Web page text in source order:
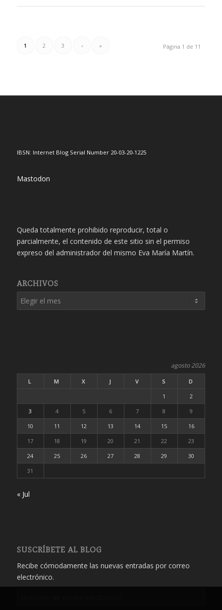
Página 1 de 11
1 2 3 › »
IBSN: Internet Blog Serial Number 20-03-20-1225
Mastodon
Queda totalmente prohibido reproducir, total o
parcialmente, el contenido de este sitio sin el permiso
expreso del administrador del mismo Eva María Martín.
ARCHIVOS
agosto 2026
L M X J V S
D
1
2
3
4 5 6 7 8
9
10
11 12 13 14 15
16
17
18 19 20 21 22
23
24
25 26 27 28 29
30
31
« Jul
SUSCRÍBETE AL BLOG
Recibe cómodamente las nuevas entradas por correo
electrónico.